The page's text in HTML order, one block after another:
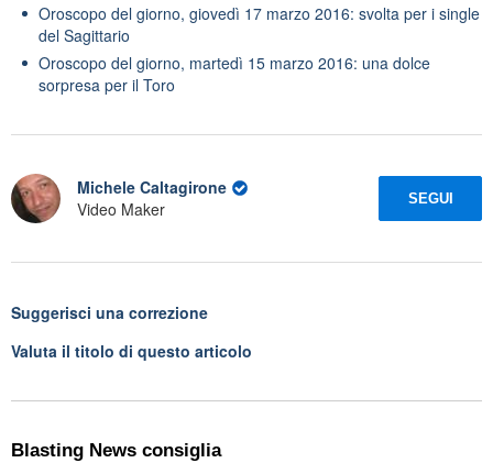
Oroscopo del giorno, giovedì 17 marzo 2016: svolta per i single
del Sagittario
Oroscopo del giorno, martedì 15 marzo 2016: una dolce
sorpresa per il Toro
Michele Caltagirone
Video Maker
SEGUI
Suggerisci una correzione
Valuta il titolo di questo articolo
Blasting News consiglia